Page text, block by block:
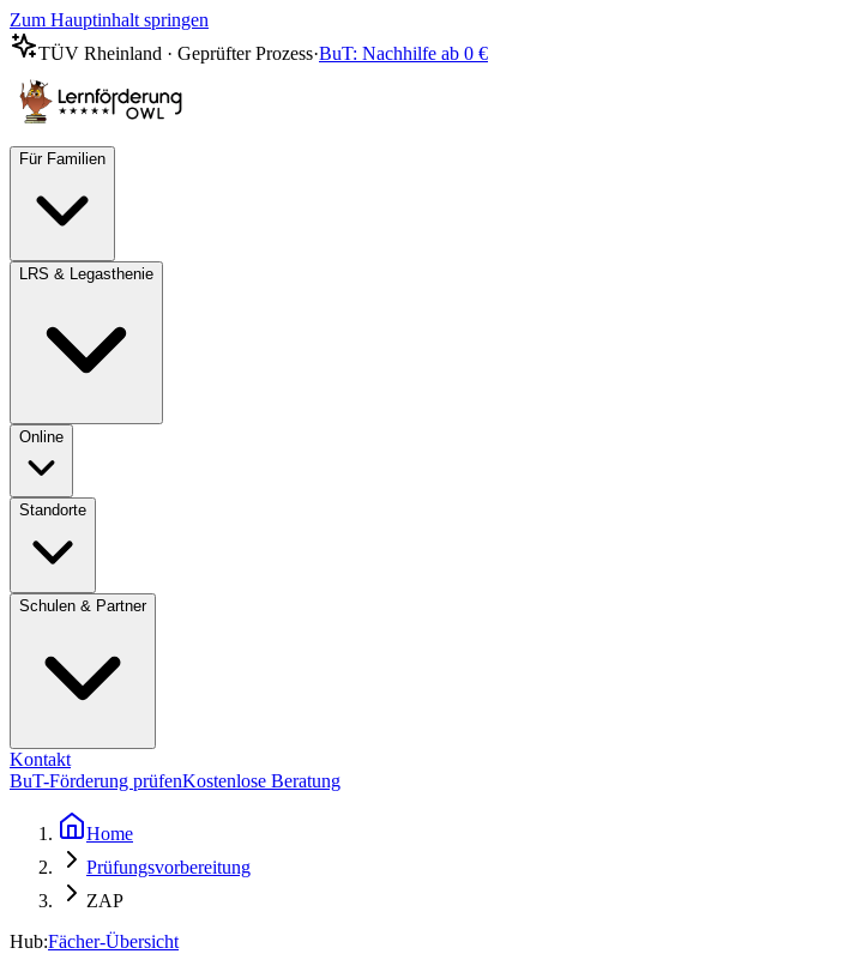
Zum Hauptinhalt springen
TÜV Rheinland · Geprüfter Prozess·BuT: Nachhilfe ab 0 €
Für Familien
LRS & Legasthenie
Online
Standorte
Schulen & Partner
Kontakt
BuT-Förderung prüfenKostenlose Beratung
Home
Prüfungsvorbereitung
ZAP
Hub:Fächer-Übersicht